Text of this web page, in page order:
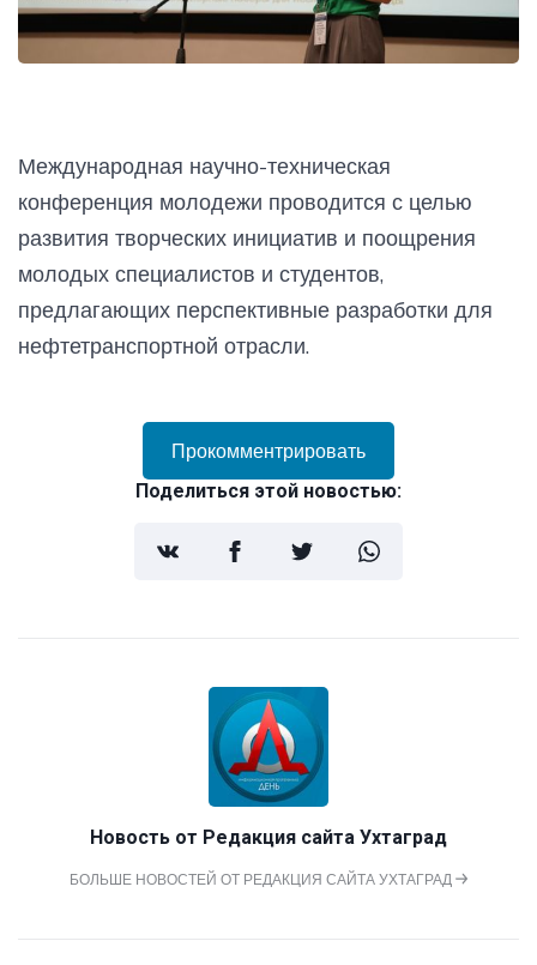
Международная научно-техническая
конференция молодежи проводится с целью
развития творческих инициатив и поощрения
молодых специалистов и студентов,
предлагающих перспективные разработки для
нефтетранспортной отрасли.
Прокомментрировать
Поделиться этой новостью:
Новость от Редакция сайта Ухтаград
БОЛЬШЕ НОВОСТЕЙ ОТ РЕДАКЦИЯ САЙТА УХТАГРАД